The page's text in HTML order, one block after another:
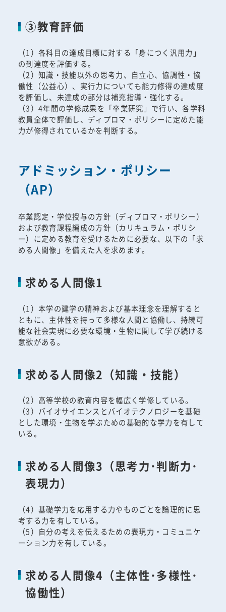
③教育評価
（1）各科目の達成目標に対する「身につく汎用力」
の到達度を評価する。
（2）知識・技能以外の思考力、自立心、協調性・協
働性（公益心）、実行力についても能力修得の達成度
を評価し、未達成の部分は補充指導・強化する。
（3）4年間の学修成果を「卒業研究」で行い、各学科
教員全体で評価し、ディプロマ・ポリシーに定めた能
力が修得されているかを判断する。
アドミッション・ポリシー
（AP）
卒業認定・学位授与の方針（ディプロマ・ポリシー）
および教育課程編成の方針（カリキュラム・ポリシ
ー）に定める教育を受けるために必要な、以下の「求
める人間像」を備えた人を求めます。
求める人間像1
（1）本学の建学の精神および基本理念を理解すると
ともに、主体性を持って多様な人間と協働し、持続可
能な社会実現に必要な環境・生物に関して学び続ける
意欲がある。
求める人間像2（知識・技能）
（2）高等学校の教育内容を幅広く学修している。
（3）バイオサイエンスとバイオテクノロジーを基礎
とした環境・生物を学ぶための基礎的な学力を有して
いる。
求める人間像3（思考力･判断力･
表現力）
（4）基礎学力を応用する力やものごとを論理的に思
考する力を有している。
（5）自分の考えを伝えるための表現力・コミュニケ
ーション力を有している。
求める人間像4（主体性･多様性･
協働性）